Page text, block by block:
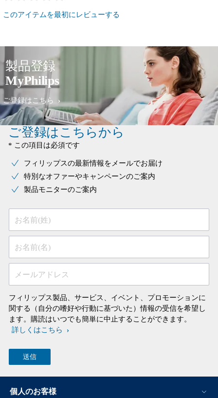
このアイテムを最初にレビューする
製品登録
MyPhilips
ご登録はこちら
ご登録はこちらから
* この項目は必須です
フィリップスの最新情報をメールでお届け
特別なオファーやキャンペーンのご案内
製品モニターのご案内
お名前(姓)
お名前(名)
メールアドレス
フィリップス製品、サービス、イベント、プロモーションに
関する（自分の嗜好や行動に基づいた）情報の受信を希望し
ます。購読はいつでも簡単に中止することができます。
詳しくはこちら
個人のお客様